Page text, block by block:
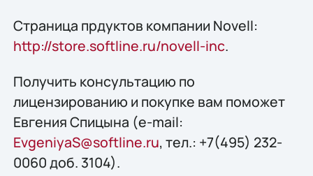
Страница прдуктов компании Novell:
http://store.softline.ru/novell-inc.
Получить консультацию по
лицензированию и покупке вам поможет
Евгения Спицына (e-mail:
EvgeniyaS@softline.ru, тел.: +7(495) 232-
0060 доб. 3104).